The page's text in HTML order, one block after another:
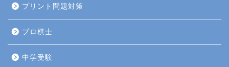
プリント問題対策
プロ棋士
中学受験